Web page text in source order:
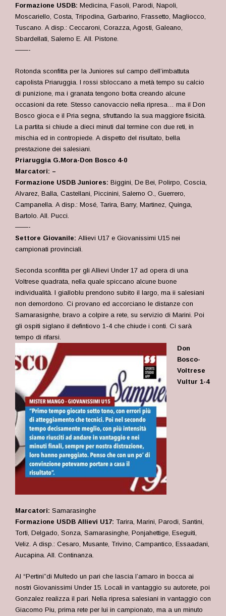
Formazione USDB: Medicina, Fasoli, Parodi, Napoli,
Moscariello, Costa, Tripodina, Garbarino, Frassetto, Magliocco,
Tuscano A disp.: Ceccaroni, Corazza, Agosti, Galeano,
Sbardellati, Salerno E. All. Pistone.
——-
Rotonda sconfitta per la Juniores sul campo dell’imbattuta
capolista Priaruggia. I rossi sbloccano a metà tempo su calcio
di punizione, ma i granata tengono botta creando alcune
occasioni da rete. Stesso canovaccio nella ripresa… ma il Don
Bosco gioca e il Pria segna, sfruttando la sua maggiore fisicità.
La partita si chiude a dieci minuti dal termine con due reti, in
mischia ed in contropiede. A dispetto del risultato, bella
prestazione dei salesiani.
Priaruggia G.Mora-Don Bosco 4-0
Marcatori: –
Formazione USDB Juniores: Biggini, De Bei, Polirpo, Coscia,
Alvarez, Balla, Castellani, Piccinini, Salerno O., Guerrero,
Campanella. A disp.: Mosé, Tarira, Barry, Martinez, Quinga,
Bartolo. All. Pucci.
——-
Settore Giovanile: Allievi U17 e Giovanissimi U15 nei
campionati provinciali.
Seconda sconfitta per gli Allievi Under 17 ad opera di una
Voltrese quadrata, nella quale spiccano alcune buone
individualità. I gialloblu prendono subito il largo, ma ii salesiani
non demordono. Ci provano ed accorciano le distanze con
Samarasignhe, bravo a colpire a rete, su servizio di Marini. Poi
gli ospiti siglano il defintiovo 1-4 che chiude i conti. Ci sarà
tempo di rifarsi.
Don
Bosco-
Voltrese
Vultur 1-4
Marcatori: Samarasinghe
Formazione USDB Allievi U17: Tarira, Marini, Parodi, Santini,
Torti, Delgado, Sonza, Samarasinghe, Ponjahettige, Eseguiti,
Veliz. A disp.: Cesaro, Musante, Trivino, Campantico, Essaadani,
Aucapina. All. Continanza.
Al “Pertini”di Multedo un pari che lascia l’amaro in bocca ai
nostri Giovanissimi Under 15. Locali in vantaggio su autorete, poi
Gonzalez realizza il pari. Nella ripresa salesiani in vantaggio con
Giacomo Piu, prima rete per lui in campionato, ma a un minuto